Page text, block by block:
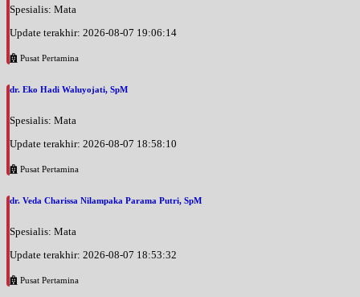
Spesialis: Mata
Update terakhir: 2026-08-07 19:06:14
Pusat Pertamina
dr. Eko Hadi Waluyojati, SpM
Spesialis: Mata
Update terakhir: 2026-08-07 18:58:10
Pusat Pertamina
dr. Veda Charissa Nilampaka Parama Putri, SpM
Spesialis: Mata
Update terakhir: 2026-08-07 18:53:32
Pusat Pertamina